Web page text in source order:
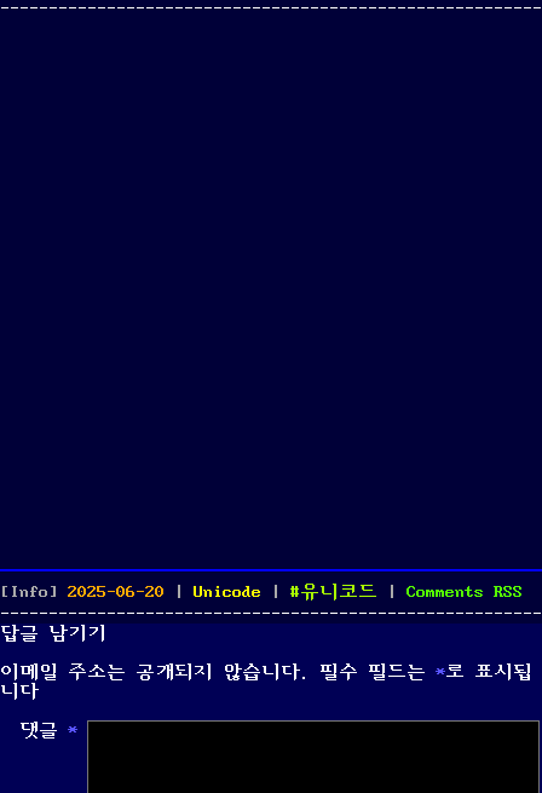
[Info] Posted
on
2025-06-20 Categories
Unicode Tags
유니코드 Comments RSS
답글 남기기
이메일 주소는 공개되지 않습니다.
필수 필드는 *로 표시됩
니다
댓글 *